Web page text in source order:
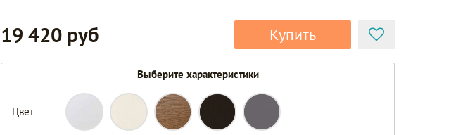
19 420 руб Купить
Выберите характеристики
Цвет